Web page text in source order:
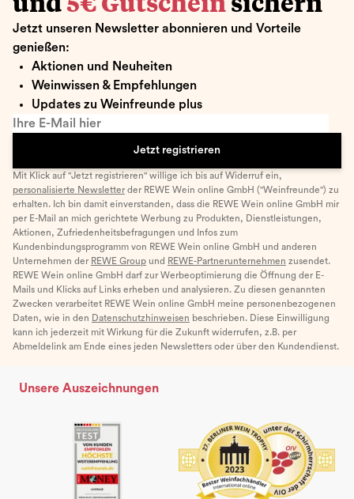
Jetzt unseren Newsletter abonnieren und Vorteile
genießen:
Aktionen und Neuheiten
Weinwissen & Empfehlungen
Updates zu Weinfreunde plus
Ihre E-Mail hier
Jetzt registrieren
Mit Klick auf "Jetzt registrieren" willige ich bis auf Widerruf ein,
personalisierte Newsletter der REWE Wein online GmbH ("Weinfreunde") zu
erhalten. Ich bin damit einverstanden, dass die REWE Wein online GmbH mir
per E-Mail an mich gerichtete Werbung zu Produkten, Dienstleistungen,
Aktionen, Zufriedenheitsbefragungen und Infos zum
Kundenbindungsprogramm von REWE Wein online GmbH und anderen
Unternehmen der REWE Group und REWE-Partnerunternehmen zusendet.
REWE Wein online GmbH darf zur Werbeoptimierung die Öffnung der E-
Mails und Klicks auf Links erheben und analysieren. Zu diesen genannten
Zwecken verarbeitet REWE Wein online GmbH meine personenbezogenen
Daten, wie in den Datenschutzhinweisen beschrieben. Diese Einwilligung
kann ich jederzeit mit Wirkung für die Zukunft widerrufen, z.B. per
Abmeldelink am Ende eines jeden Newsletters oder über den Kundendienst.
Unsere Auszeichnungen